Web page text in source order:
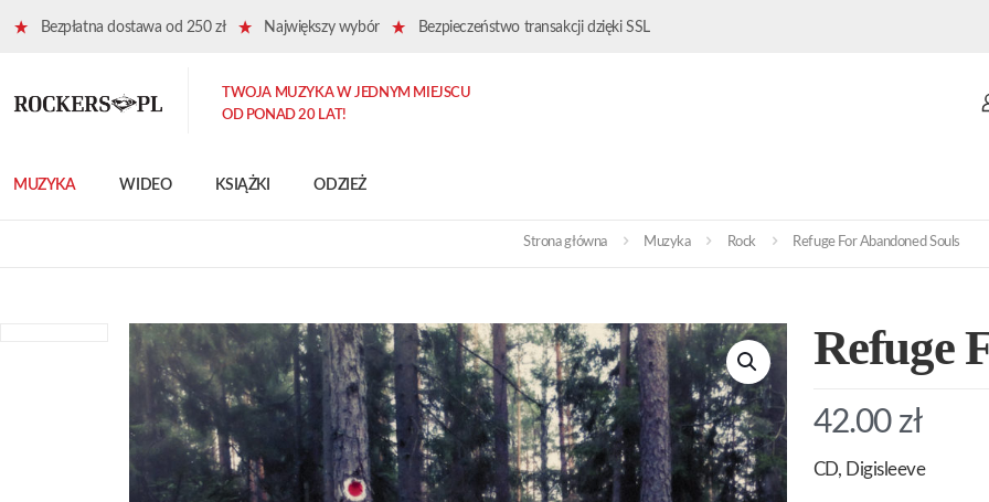
Bezpłatna dostawa od 250 zł Największy wybór Bezpieczeństwo transakcji dzięki SSL
MUZYKA WIDEO KSIĄŻKI ODZIEŻ
TWOJA MUZYKA W JEDNYM MIEJSCU
OD PONAD 20 LAT!
Strona główna Muzyka Rock Refuge For Abandoned Souls
Refuge
42.00 zł
CD, Digisleeve